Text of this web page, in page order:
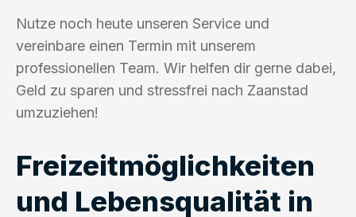
Nutze noch heute unseren Service und
vereinbare einen Termin mit unserem
professionellen Team. Wir helfen dir gerne dabei,
Geld zu sparen und stressfrei nach Zaanstad
umzuziehen!
Freizeitmöglichkeiten
und Lebensqualität in